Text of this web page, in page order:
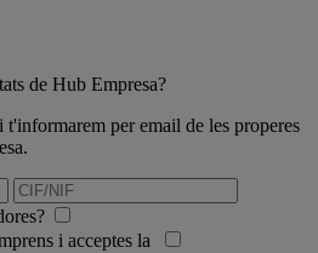
de Hub Empresa?
per email de les properes
i acceptes la